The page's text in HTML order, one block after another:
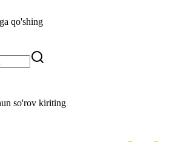
qo'shing
so'rov kiriting